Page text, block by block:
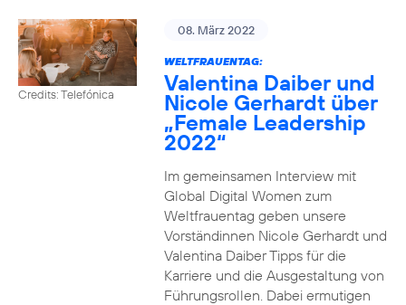
Credits: Telefónica
08. März 2022
WELTFRAUENTAG:
Valentina Daiber und
Nicole Gerhardt über
„Female Leadership
2022“
Im gemeinsamen Interview mit
Global Digital Women zum
Weltfrauentag geben unsere
Vorständinnen Nicole Gerhardt und
Valentina Daiber Tipps für die
Karriere und die Ausgestaltung von
Führungsrollen. Dabei ermutigen